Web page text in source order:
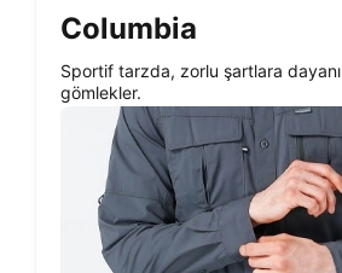
Columbia
Sportif tarzda, zorlu şartlara
gömlekler.